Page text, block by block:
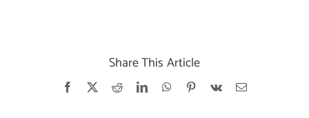
Share This Article
Facebook RedditLinkedInWhatsApp
Pinterest
Vk
E-